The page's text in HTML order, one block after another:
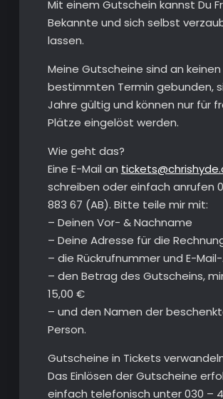
Mit einem Gutschein kannst Du
Bekannte und sich selbst
lassen.
Meine Gutscheine sind an keinen
bestimmten Termin gebunden,
Jahre gültig und können nur für
Plätze eingelöst werden.
Wie geht das?
Eine E-Mail an
schreiben oder einfach anrufen
883 67 (AB). Bitte teile mir mit:
– Deinen Vor- & Nachname
– Deine Adresse für die
– die Rückrufnummer und E-
– den Betrag des Gutscheins,
15,00 €
– und den Namen der
Person.
Gutscheine in Tickets
Das Einlösen der Gutscheine
einfach telefonisch unter 030 –